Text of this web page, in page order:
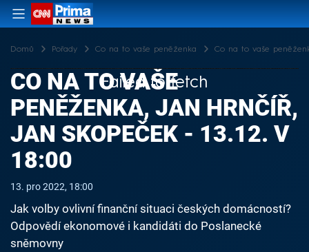
Domů Pořady Co na to vaše peněženka Co na to vaše
Failed to fetch
CO NA TO VAŠE
PENĚŽENKA, JAN HRNČÍŘ,
JAN SKOPEČEK - 13.12. V
18:00
13. pro 2022, 18:00
Jak volby ovlivní finanční situaci českých domácností?
Odpovědí ekonomové i kandidáti do Poslanecké
sněmovny